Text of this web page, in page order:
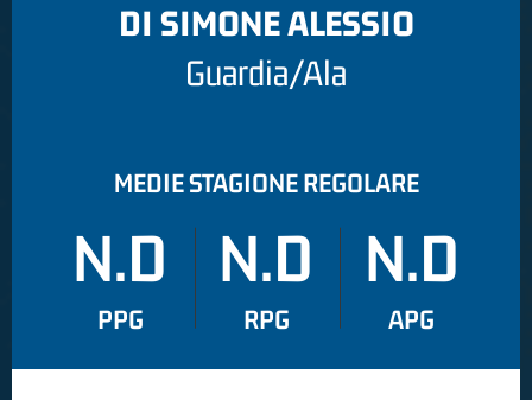
DI SIMONE ALESSIO
Guardia/Ala
MEDIE STAGIONE REGOLARE
N.D
PPG
N.D
RPG
N.D
APG